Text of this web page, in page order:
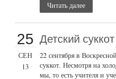
Читать далее
25
СЕН
13
Детский суккот
22 сентября в
суккот. Несмотря на
мы, то есть учителя и